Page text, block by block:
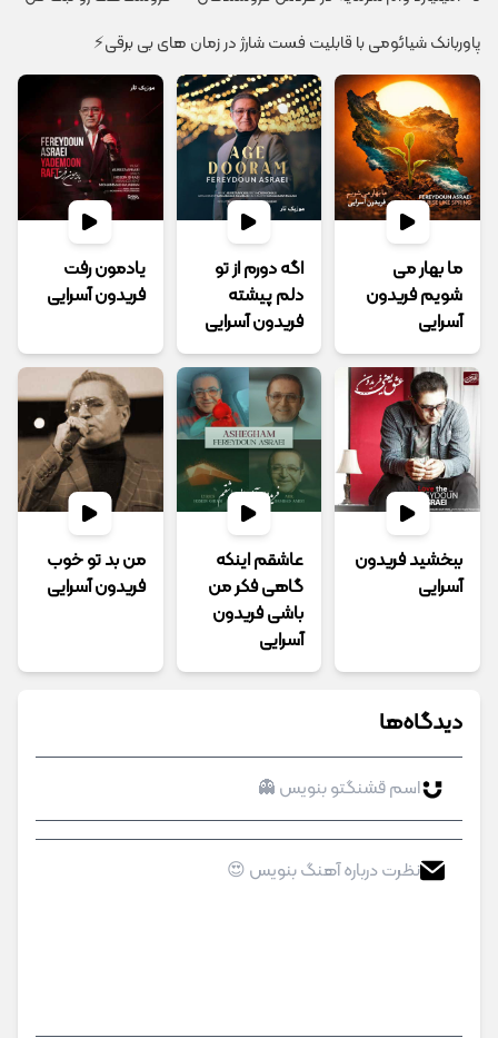
پاوربانک شیائومی با قابلیت فست شارژ در زمان های بی برقی⚡
ما بهار می
شویم فریدون
آسرایی
اگه دورم از تو
دلم پیشته
فریدون آسرایی
یادمون رفت
فریدون آسرایی
ببخشید فریدون
آسرایی
عاشقم اینکه
گاهی فکر من
باشی فریدون
آسرایی
من بد تو خوب
فریدون آسرایی
دیدگاه‌ها